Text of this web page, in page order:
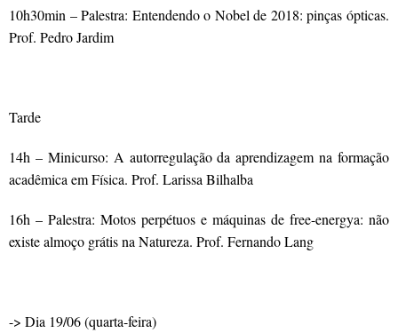
10h30min – Palestra: Entendendo o Nobel de 2018: pinças ópticas.
Prof. Pedro Jardim
Tarde
14h – Minicurso: A autorregulação da aprendizagem na formação
acadêmica em Física. Prof. Larissa Bilhalba
16h – Palestra: Motos perpétuos e máquinas de free-energya: não
existe almoço grátis na Natureza. Prof. Fernando Lang
-> Dia 19/06 (quarta-feira)